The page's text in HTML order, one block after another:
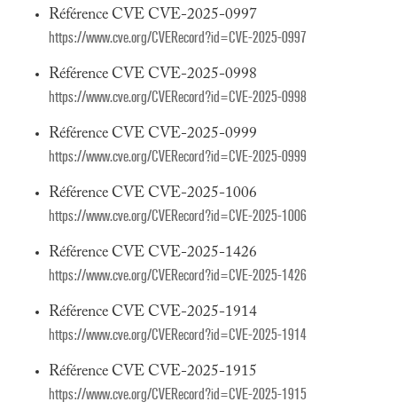
Référence CVE CVE-2025-0997
https://www.cve.org/CVERecord?id=CVE-2025-0997
Référence CVE CVE-2025-0998
https://www.cve.org/CVERecord?id=CVE-2025-0998
Référence CVE CVE-2025-0999
https://www.cve.org/CVERecord?id=CVE-2025-0999
Référence CVE CVE-2025-1006
https://www.cve.org/CVERecord?id=CVE-2025-1006
Référence CVE CVE-2025-1426
https://www.cve.org/CVERecord?id=CVE-2025-1426
Référence CVE CVE-2025-1914
https://www.cve.org/CVERecord?id=CVE-2025-1914
Référence CVE CVE-2025-1915
https://www.cve.org/CVERecord?id=CVE-2025-1915